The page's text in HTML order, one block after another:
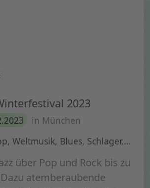
2023
in München
Jazz, Rock, Pop, Weltmusik, Blues, Schlager, HipHop, Soul
über Pop und Rock bis zu
atemberaubende